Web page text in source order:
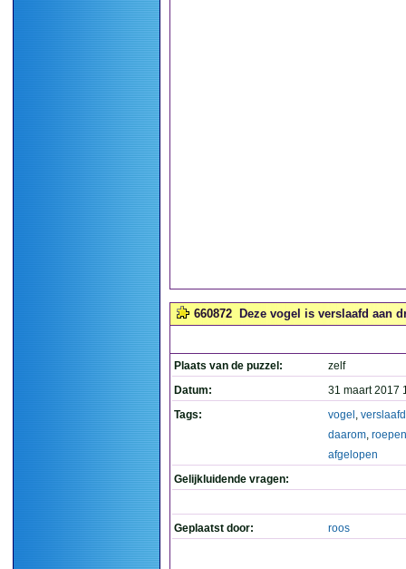
660872 Deze vogel is verslaafd aan
Plaats van de puzzel:
zelf
Datum:
31 maart 2017
Tags:
vogel , verslaafd
daarom, roepen
afgelopen
Gelijkluidende vragen:
Geplaatst door: roos